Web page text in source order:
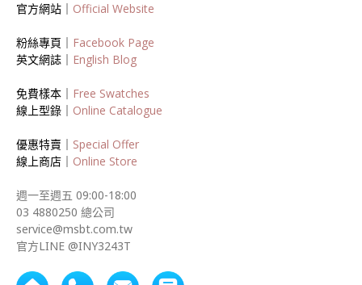
官方網站｜ Official Website
粉絲專頁｜ Facebook Page
英文網誌｜ English Blog
免費樣本｜ Free Swatches
線上型錄｜ Online Catalogue
優惠特賣｜ Special Offer
線上商店｜ Online Store
週一至週五 09:00-18:00
03 4880250 總公司
service@msbt.com.tw
官方LINE @INY3243T